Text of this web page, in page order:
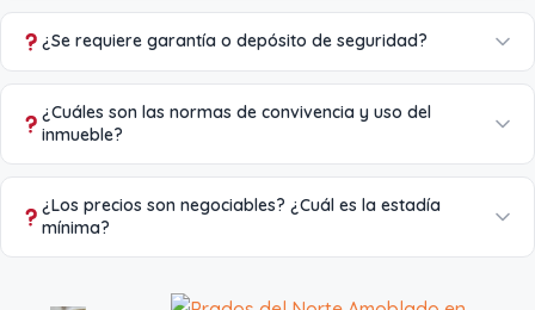
¿Se requiere garantía o depósito de seguridad?
¿Cuáles son las normas de convivencia y uso del
inmueble?
¿Los precios son negociables? ¿Cuál es la estadía
mínima?